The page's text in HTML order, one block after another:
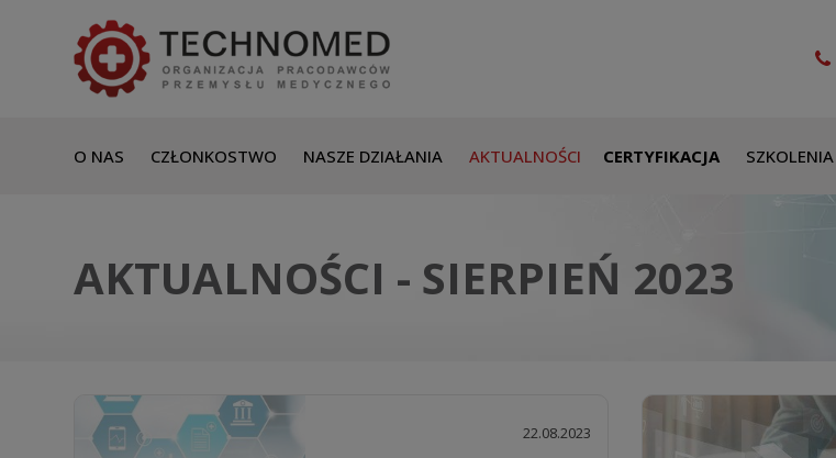
O NAS CZŁONKOSTWO NASZE DZIAŁANIA AKTUALNOŚCI CERTYFIKACJA SZKOLENIA
AKTUALNOŚCI - SIERPIEŃ 2023
22.08.2023